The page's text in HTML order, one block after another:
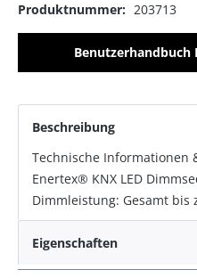
Produktnummer: 203713
Benutzerhandbuch
Beschreibung
Technische Informationen
Enertex® KNX LED
Dimmleistung: Gesamt bis
Eigenschaften